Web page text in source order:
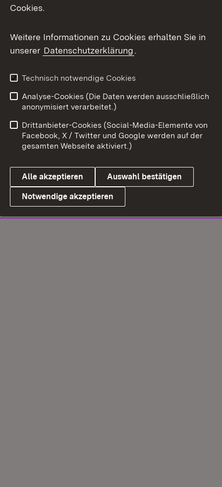
Cookies.
Weitere Informationen zu Cookies erhalten Sie in
unserer Datenschutzerklärung.
Technisch notwendige Cookies
Analyse-Cookies (Die Daten werden ausschließlich
anonymisiert verarbeitet.)
Drittanbieter-Cookies (Social-Media-Elemente von
Facebook, X / Twitter und Google werden auf der
gesamten Webseite aktiviert.)
Alle akzeptieren Auswahl bestätigen
Notwendige akzeptieren